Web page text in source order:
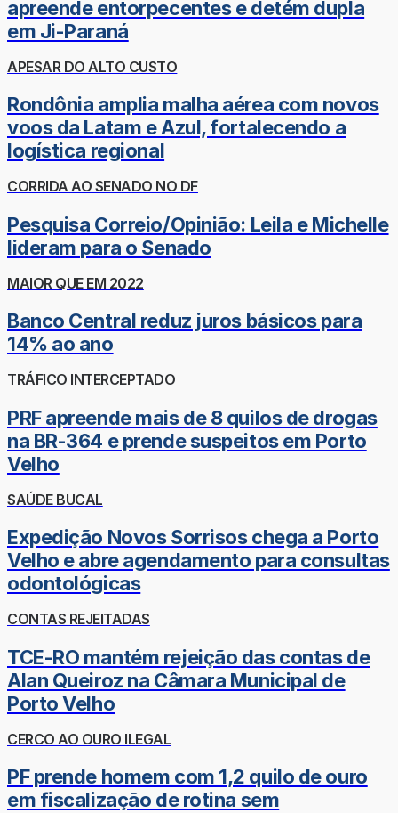
apreende entorpecentes e detém dupla
em Ji-Paraná
APESAR DO ALTO CUSTO
Rondônia amplia malha aérea com novos
voos da Latam e Azul, fortalecendo a
logística regional
CORRIDA AO SENADO NO DF
Pesquisa Correio/Opinião: Leila e Michelle
lideram para o Senado
MAIOR QUE EM 2022
Banco Central reduz juros básicos para
14% ao ano
TRÁFICO INTERCEPTADO
PRF apreende mais de 8 quilos de drogas
na BR-364 e prende suspeitos em Porto
Velho
SAÚDE BUCAL
Expedição Novos Sorrisos chega a Porto
Velho e abre agendamento para consultas
odontológicas
CONTAS REJEITADAS
TCE-RO mantém rejeição das contas de
Alan Queiroz na Câmara Municipal de
Porto Velho
CERCO AO OURO ILEGAL
PF prende homem com 1,2 quilo de ouro
em fiscalização de rotina sem